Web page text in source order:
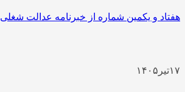
هفتاد و یکمین شماره از خبرنامه عدالت شغلی
۱۷تیر ۱۴۰۵